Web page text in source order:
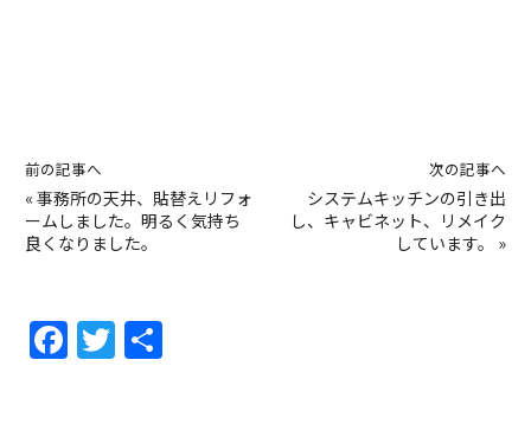
前の記事へ
« 事務所の天井、貼替えリフォ
ームしました。明るく気持ち
良くなりました。
次の記事へ
システムキッチンの引き出
し、キャビネット、リメイク
しています。
»
F
a
T
w